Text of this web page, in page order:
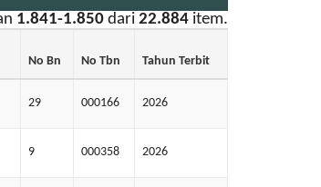
1.841-1.850 dari 22.884 item.
No Bn No Tbn Tahun Terbit
29 000166 2026
9 000358 2026